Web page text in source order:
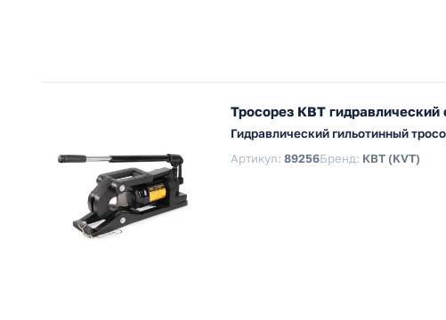
Тросорез КВТ
Гидравлический гильотинный
Артикул: 89256Бренд: КВТ (KVT)